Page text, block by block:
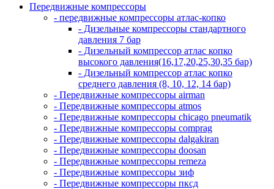
Передвижные компрессоры
- передвижные компрессоры атлас-копко
- Дизельные компрессоры стандартного
давления 7 бар
- Дизельный компрессор атлас копко
высокого давления(16,17,20,25,30,35 бар)
- Дизельный компрессор атлас копко
среднего давления (8, 10, 12, 14 бар)
- Передвижные компрессоры airman
- Передвижные компрессоры atmos
- Передвижные компрессоры chicago pneumatik
- Передвижные компрессоры comprag
- Передвижные компрессоры dalgakiran
- Передвижные компрессоры doosan
- Передвижные компрессоры remeza
- Передвижные компрессоры зиф
- Передвижные компрессоры пксд